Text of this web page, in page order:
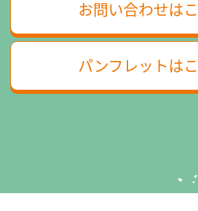
パンフレットは
お問い合わせは